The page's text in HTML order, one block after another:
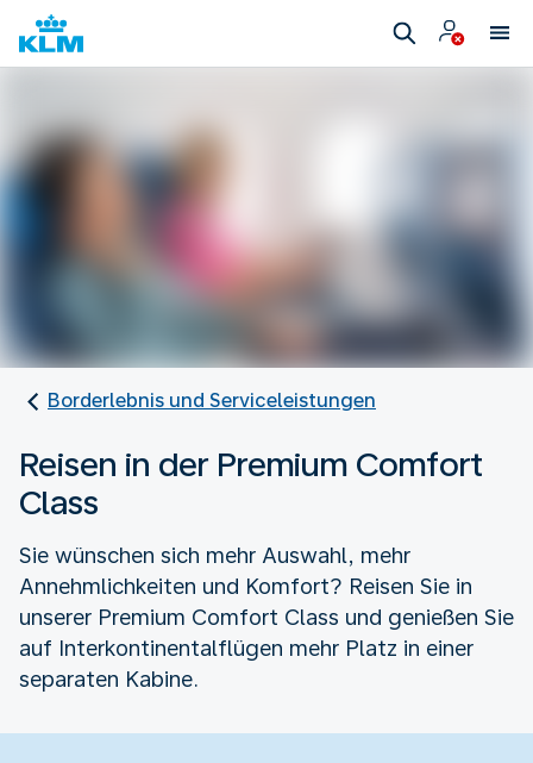
Borderlebnis und Serviceleistungen
Reisen in der Premium Comfort
Class
Sie wünschen sich mehr Auswahl, mehr
Annehmlichkeiten und Komfort? Reisen Sie in
unserer Premium Comfort Class und genießen Sie
auf Interkontinentalflügen mehr Platz in einer
separaten Kabine.